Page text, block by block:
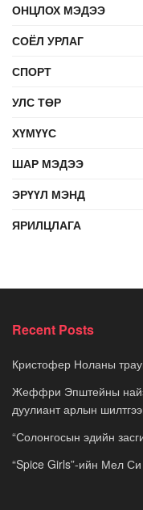
ОНЦЛОХ МЭДЭЭ
СОЁЛ УРЛАГ
СПОРТ
УЛС ТӨР
ХҮМҮҮС
ШАР МЭДЭЭ
ЭРҮҮЛ МЭНД
ЯРИЛЦЛАГА
Recent Posts
Кристофер Ноланы
Жеффри Эпштейны найз
дуулиант арлын
“Солонгосын эдийн
“Spice Girls”-ийн Мел